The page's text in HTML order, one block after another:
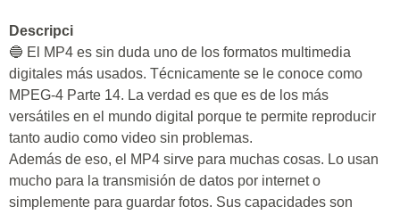
Descripci
🔵 El MP4 es sin duda uno de los formatos multimedia
digitales más usados. Técnicamente se le conoce como
MPEG-4 Parte 14. La verdad es que es de los más
versátiles en el mundo digital porque te permite reproducir
tanto audio como video sin problemas.
Además de eso, el MP4 sirve para muchas cosas. Lo usan
mucho para la transmisión de datos por internet o
simplemente para guardar fotos. Sus capacidades son